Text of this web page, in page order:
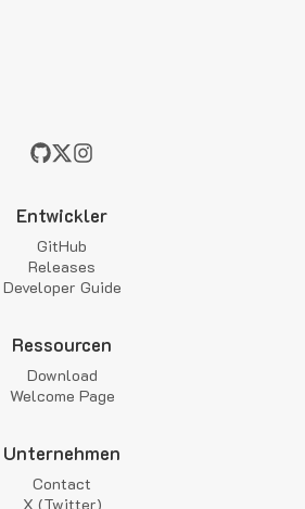
Entwickler
GitHub
Releases
Developer Guide
Ressourcen
Download
Welcome Page
Unternehmen
Contact
X (Twitter)